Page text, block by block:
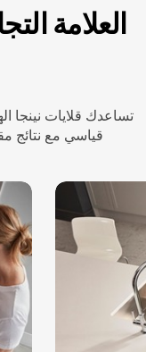
العلامة
تساعدك قلايات نينجا
قياسي مع نتائج